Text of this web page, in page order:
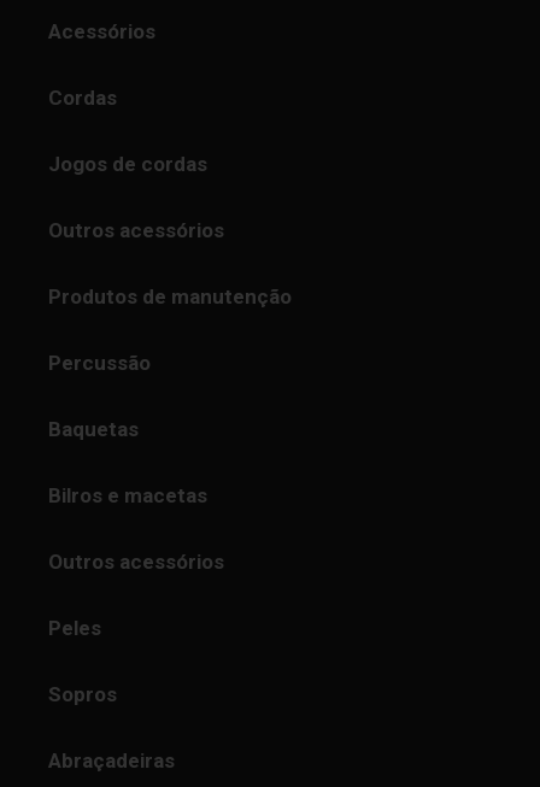
Acessórios
Cordas
Jogos de cordas
Outros acessórios
Produtos de manutenção
Percussão
Baquetas
Bilros e macetas
Outros acessórios
Peles
Sopros
Abraçadeiras